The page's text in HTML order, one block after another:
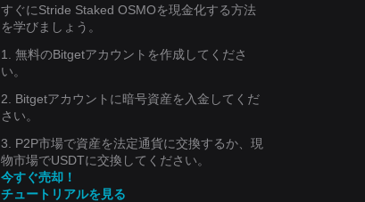
すぐにStride Staked OSMOを現金化する方法
を学びましょう。
1. 無料のBitgetアカウントを作成してくださ
い。
2. Bitgetアカウントに暗号資産を入金してくだ
さい。
3. P2P市場で資産を法定通貨に交換するか、現
物市場でUSDTに交換してください。
今すぐ売却！
チュートリアルを見る